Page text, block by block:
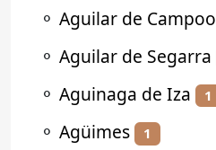
⚬ Aguilar de Campoo
⚬ Aguilar de Segarra
⚬ Aguinaga de Iza 1
⚬ Agüimes 1